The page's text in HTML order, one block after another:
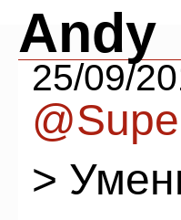
Andy
25/09/
>